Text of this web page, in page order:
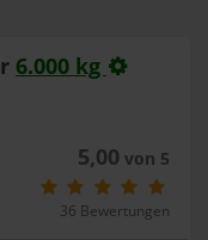
6.000 kg
5,00 von 5
36 Bewertungen